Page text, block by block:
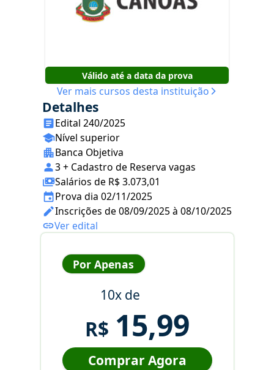
Válido até a data da prova
Ver mais cursos desta instituição
Detalhes
Edital 240/2025
Nível superior
Banca Objetiva
3 + Cadastro de Reserva vagas
Salários de R$ 3.073,01
Prova dia 02/11/2025
Inscrições de 08/09/2025 à 08/10/2025
Ver edital
Por Apenas
10x de
R$ 15,99
Comprar Agora